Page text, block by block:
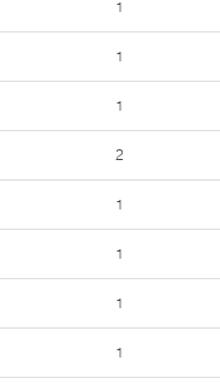
1
1
1
2
1
1
1
1